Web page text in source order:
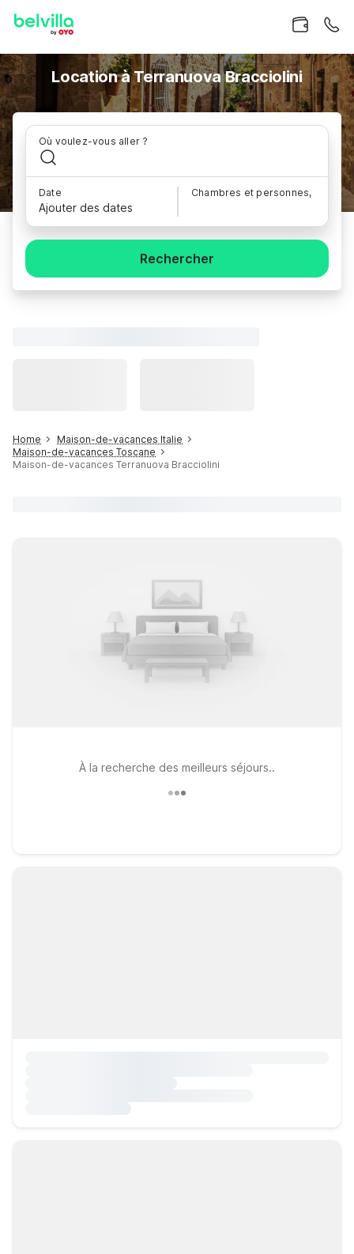
Location à Terranuova Bracciolini
Où voulez-vous aller ?
Date
Ajouter des dates
Chambres et personnes,
Rechercher
Home
Maison-de-vacances Italie
Maison-de-vacances Toscane
Maison-de-vacances Terranuova Bracciolini
À la recherche des meilleurs séjours..